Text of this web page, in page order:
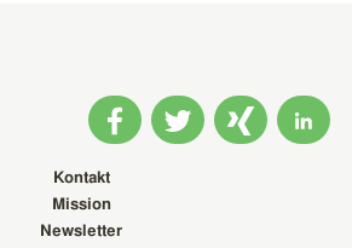
Kontakt
Mission
Newsletter